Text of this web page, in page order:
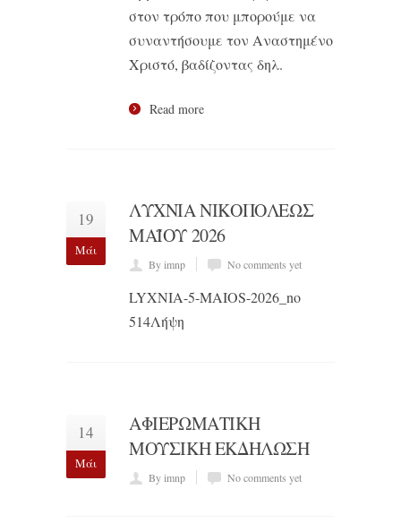
στον τρόπο που μπορούμε να
συναντήσουμε τον Αναστημένο
Χριστό, βαδίζοντας δηλ.
Read more
19
Μάι
ΛΥΧΝΙΑ ΝΙΚΟΠΟΛΕΩΣ
ΜΑΪΟΥ 2026
By imnp No comments yet
LYXNIA-5-MAIOS-2026_no
514Λήψη
14
Μάι
ΑΦΙΕΡΩΜΑΤΙΚΗ
ΜΟΥΣΙΚΗ ΕΚΔΗΛΩΣΗ
By imnp No comments yet